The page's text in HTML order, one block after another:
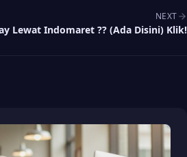
NEXT
Lewat Indomaret ?‍? (Ada Disini) Klik!